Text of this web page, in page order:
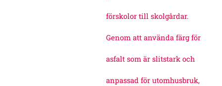
förskolor till skolgårdar.
Genom att använda färg för
asfalt som är slitstark och
anpassad för utomhusbruk,